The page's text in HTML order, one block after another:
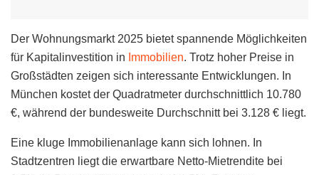
Der Wohnungsmarkt 2025 bietet spannende Möglichkeiten
für Kapitalinvestition in Immobilien. Trotz hoher Preise in
Großstädten zeigen sich interessante Entwicklungen. In
München kostet der Quadratmeter durchschnittlich 10.780
€, während der bundesweite Durchschnitt bei 3.128 € liegt.
Eine kluge Immobilienanlage kann sich lohnen. In
Stadtzentren liegt die erwartbare Netto-Mietrendite bei